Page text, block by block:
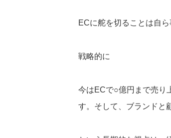
ECに舵を切ることは自
戦略的に
今はECで○億円まで売り
す。そして、ブランドと